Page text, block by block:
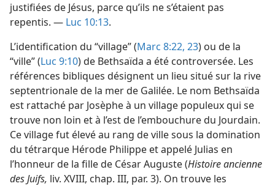
justifiées de Jésus, parce qu’ils ne s’étaient pas
repentis. — Luc 10:13.
L’identification du “village” (Marc 8:22, 23) ou de la
“ville” (Luc 9:10) de Bethsaïda a été controversée. Les
références bibliques désignent un lieu situé sur la rive
septentrionale de la mer de Galilée. Le nom Bethsaïda
est rattaché par Josèphe à un village populeux qui se
trouve non loin et à l’est de l’embouchure du Jourdain.
Ce village fut élevé au rang de ville sous la domination
du tétrarque Hérode Philippe et appelé Julias en
l’honneur de la fille de César Auguste (Histoire ancienne
des Juifs, liv. XVIII, chap. III, par. 3). On trouve les